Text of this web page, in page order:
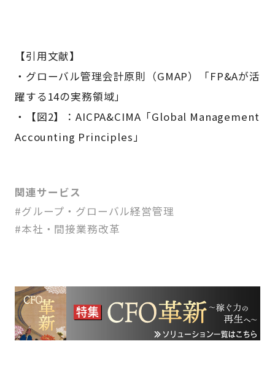
【引用文献】
・グローバル管理会計原則（GMAP）「FP&Aが活
躍する14の実務領域」
・【図2】：AICPA&CIMA「Global Management
Accounting Principles」
関連サービス
#グループ・グローバル経営管理
#本社・間接業務改革